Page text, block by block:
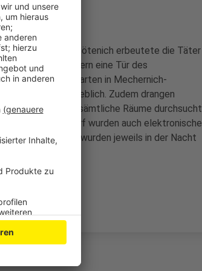
in einem in Kall-Sötenich erbeutete die Täter
wurde in Kommern eine Tür des
Beim Kindergarten in Mechernich-
– vergeblich. Zudem drangen
ein. Hier wurden sämtliche Räume durchsucht
Tondorf wurden auch elektronische
Die Taten wurden jeweils in der Nacht